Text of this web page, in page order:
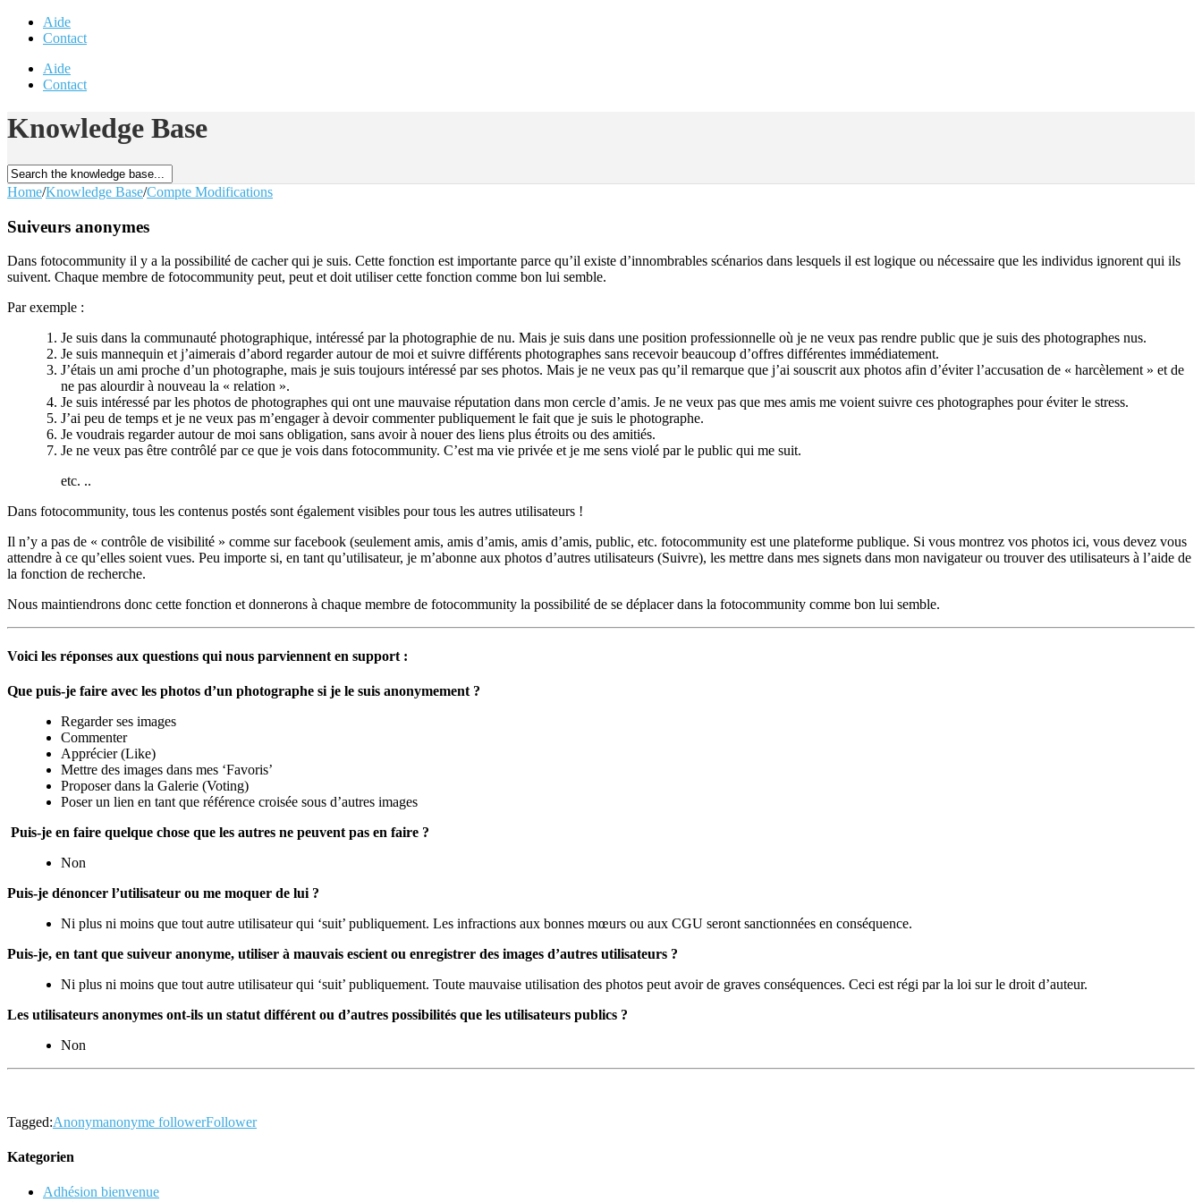
Aide
Contact
Aide
Contact
Knowledge Base
Home/Knowledge Base/Compte Modifications
Suiveurs anonymes
Dans fotocommunity il y a la possibilité de cacher qui je suis. Cette fonction est importante parce qu’il existe d’innombrables scénarios dans lesquels il est logique ou nécessaire que les individus ignorent qui ils
suivent. Chaque membre de fotocommunity peut, peut et doit utiliser cette fonction comme bon lui semble.
Par exemple :
Je suis dans la communauté photographique, intéressé par la photographie de nu. Mais je suis dans une position professionnelle où je ne veux pas rendre public que je suis des photographes nus.
Je suis mannequin et j’aimerais d’abord regarder autour de moi et suivre différents photographes sans recevoir beaucoup d’offres différentes immédiatement.
J’étais un ami proche d’un photographe, mais je suis toujours intéressé par ses photos. Mais je ne veux pas qu’il remarque que j’ai souscrit aux photos afin d’éviter l’accusation de « harcèlement » et de
ne pas alourdir à nouveau la « relation ».
Je suis intéressé par les photos de photographes qui ont une mauvaise réputation dans mon cercle d’amis. Je ne veux pas que mes amis me voient suivre ces photographes pour éviter le stress.
J’ai peu de temps et je ne veux pas m’engager à devoir commenter publiquement le fait que je suis le photographe.
Je voudrais regarder autour de moi sans obligation, sans avoir à nouer des liens plus étroits ou des amitiés.
Je ne veux pas être contrôlé par ce que je vois dans fotocommunity. C’est ma vie privée et je me sens violé par le public qui me suit.
etc. ..
Dans fotocommunity, tous les contenus postés sont également visibles pour tous les autres utilisateurs !
Il n’y a pas de « contrôle de visibilité » comme sur facebook (seulement amis, amis d’amis, amis d’amis, public, etc. fotocommunity est une plateforme publique. Si vous montrez vos photos ici, vous devez vous
attendre à ce qu’elles soient vues. Peu importe si, en tant qu’utilisateur, je m’abonne aux photos d’autres utilisateurs (Suivre), les mettre dans mes signets dans mon navigateur ou trouver des utilisateurs à l’aide de
la fonction de recherche.
Nous maintiendrons donc cette fonction et donnerons à chaque membre de fotocommunity la possibilité de se déplacer dans la fotocommunity comme bon lui semble.
Voici les réponses aux questions qui nous parviennent en support :
Que puis-je faire avec les photos d’un photographe si je le suis anonymement ?
Regarder ses images
Commenter
Apprécier (Like)
Mettre des images dans mes ‘Favoris’
Proposer dans la Galerie (Voting)
Poser un lien en tant que référence croisée sous d’autres images
Puis-je en faire quelque chose que les autres ne peuvent pas en faire ?
Non
Puis-je dénoncer l’utilisateur ou me moquer de lui ?
Ni plus ni moins que tout autre utilisateur qui ‘suit’ publiquement. Les infractions aux bonnes mœurs ou aux CGU seront sanctionnées en conséquence.
Puis-je, en tant que suiveur anonyme, utiliser à mauvais escient ou enregistrer des images d’autres utilisateurs ?
Ni plus ni moins que tout autre utilisateur qui ‘suit’ publiquement. Toute mauvaise utilisation des photos peut avoir de graves conséquences. Ceci est régi par la loi sur le droit d’auteur.
Les utilisateurs anonymes ont-ils un statut différent ou d’autres possibilités que les utilisateurs publics ?
Non
Tagged:Anonymanonyme followerFollower
Kategorien
Adhésion bienvenue